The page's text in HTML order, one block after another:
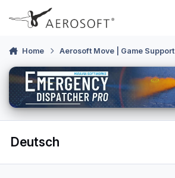
Skip to content
Home Aerosoft Move | Game Support
Deutsch